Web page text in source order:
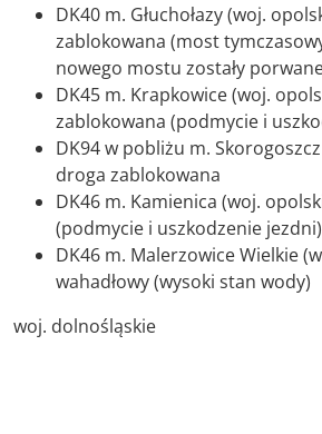
DK40 m. Głuchołazy (woj.
zablokowana (most
nowego mostu zostały
DK45 m. Krapkowice (woj.
zablokowana (podmycie i
DK94 w pobliżu m.
droga zablokowana
DK46 m. Kamienica (woj.
(podmycie i uszkodzenie jezdni)
DK46 m. Malerzowice Wielkie
wahadłowy (wysoki stan wody)
woj. dolnośląskie